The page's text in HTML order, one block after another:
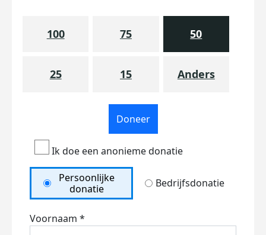
100 75 50
25 15 Anders
Doneer
Ik doe een anonieme donatie
Persoonlijke
donatie
Bedrijfsdonatie
Voornaam *